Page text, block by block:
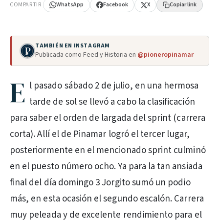
COMPARTIR WhatsApp Facebook X Copiar link
TAMBIÉN EN INSTAGRAM
Publicada como Feed y Historia en @pioneropinamar
E l pasado sábado 2 de julio, en una hermosa
tarde de sol se llevó a cabo la clasificación
para saber el orden de largada del sprint (carrera
corta). Allí el de Pinamar logró el tercer lugar,
posteriormente en el mencionado sprint culminó
en el puesto número ocho. Ya para la tan ansiada
final del día domingo 3 Jorgito sumó un podio
más, en esta ocasión el segundo escalón. Carrera
muy peleada y de excelente rendimiento para el